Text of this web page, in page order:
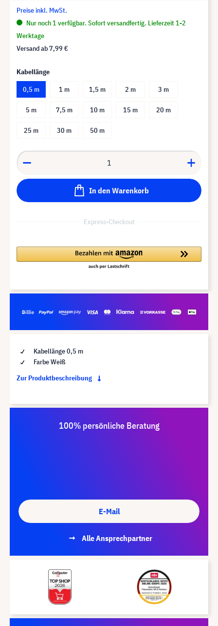
Preise inkl. MwSt.
Nur noch 1 verfügbar. Sofort versandfertig. Lieferzeit 1-2
Werktage
Versand ab7,99 €
Kabellänge
0,5 m
1 m 1,5 m 2 m 3 m
5 m 7,5 m 10 m 15 m 20 m
25 m 30 m 50 m
In den Warenkorb
Express-Checkout
Kabellänge 0,5 m
Farbe Weiß
Zur Produktbeschreibung
100% persönliche Beratung
E-Mail
Alle Ansprechpartner